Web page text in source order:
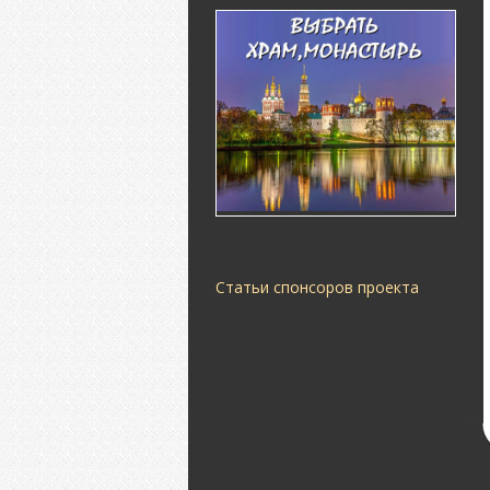
Статьи спонсоров проекта